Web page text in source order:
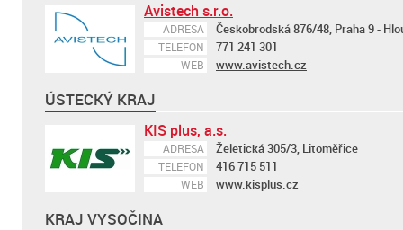
Avistech s.r.o.
ADRESA Českobrodská 876/48, Praha 9 -
TELEFON 771 241 301
WEB www.avistech.cz
ÚSTECKÝ KRAJ
KIS plus, a.s.
ADRESA Želetická 305/3, Litoměřice
TELEFON 416 715 511
WEB www.kisplus.cz
KRAJ VYSOČINA